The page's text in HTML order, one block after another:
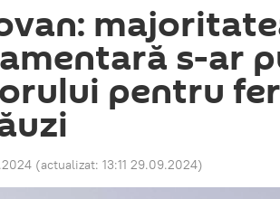
s-ar
pentru
(actualizat: 13:11 29.09.2024)